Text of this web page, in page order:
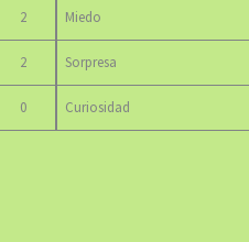
2
2
0
Miedo
Sorpresa
Curiosidad